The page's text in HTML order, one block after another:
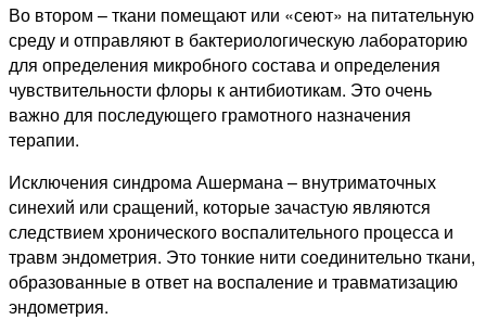
Во втором – ткани помещают или «сеют» на питательную
среду и отправляют в бактериологическую лабораторию
для определения микробного состава и определения
чувствительности флоры к антибиотикам. Это очень
важно для последующего грамотного назначения
терапии.
Исключения синдрома Ашермана – внутриматочных
синехий или сращений, которые зачастую являются
следствием хронического воспалительного процесса и
травм эндометрия. Это тонкие нити соединительно ткани,
образованные в ответ на воспаление и травматизацию
эндометрия.